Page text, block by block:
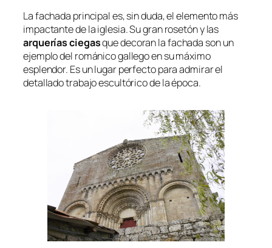
La fachada principal es, sin duda, el elemento más
impactante de la iglesia. Su gran rosetón y las
arquerías ciegasque decoran la fachada son un
ejemplo del románico gallego en su máximo
esplendor. Es un lugar perfecto para admirar el
detallado trabajo escultórico de la época.